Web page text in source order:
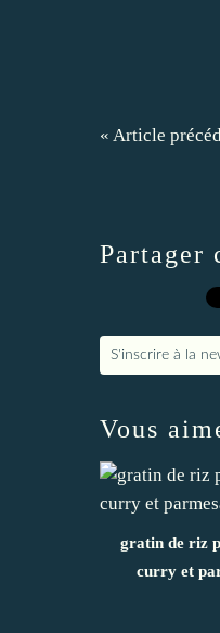
« Article
Partager
S'inscrire à la
Vous
gratin de riz
curry et